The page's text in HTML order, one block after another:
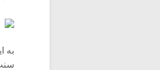
سنت و